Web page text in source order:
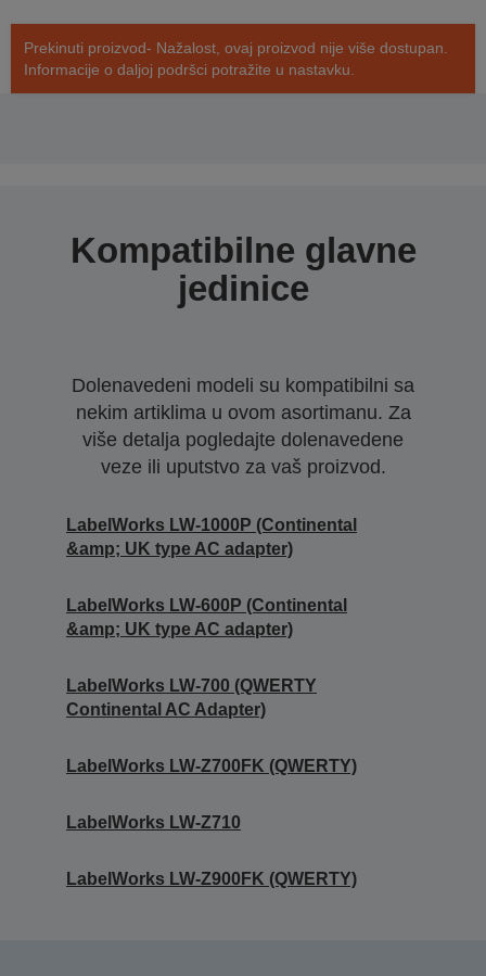
Prekinuti proizvod- Nažalost, ovaj proizvod nije više dostupan.
Informacije o daljoj podršci potražite u nastavku.
Kompatibilne glavne
jedinice
Dolenavedeni modeli su kompatibilni sa
nekim artiklima u ovom asortimanu. Za
više detalja pogledajte dolenavedene
veze ili uputstvo za vaš proizvod.
LabelWorks LW-1000P (Continental
&amp; UK type AC adapter)
LabelWorks LW-600P (Continental
&amp; UK type AC adapter)
LabelWorks LW-700 (QWERTY
Continental AC Adapter)
LabelWorks LW-Z700FK (QWERTY)
LabelWorks LW-Z710
LabelWorks LW-Z900FK (QWERTY)